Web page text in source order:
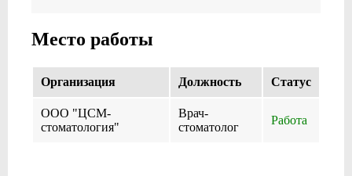
Место работы
Организация Должность Cтатус
ООО "ЦСМ-
стоматология"
Врач-
стоматолог
Работа